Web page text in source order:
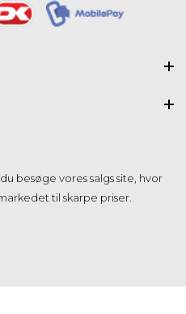
besøge vores salgs site, hvor
til skarpe priser.